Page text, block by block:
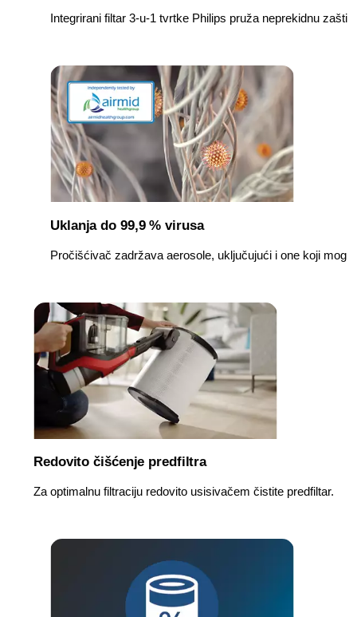
Integrirani filtar 3-u-1 tvrtke Philips pruža neprekidnu
Uklanja do 99,9 % virusa
Pročišćivač zadržava aerosole, uključujući i one koji
Redovito čišćenje predfiltra
Za optimalnu filtraciju redovito usisivačem čistite predfiltar.